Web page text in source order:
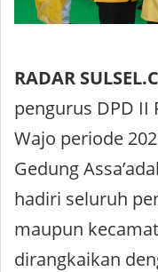
RADAR
pengurus DPD II
Wajo periode
Gedung
hadiri seluruh
maupun
dirangkaikan